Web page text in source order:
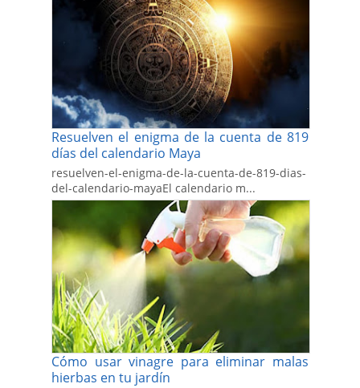
Resuelven el enigma de la cuenta de 819
días del calendario Maya
resuelven-el-enigma-de-la-cuenta-de-819-dias-
del-calendario-mayaEl calendario m...
Cómo usar vinagre para eliminar malas
hierbas en tu jardín